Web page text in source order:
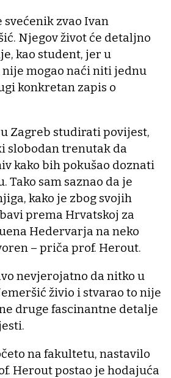
svećenik zvao Ivan
Njegov život će detaljno
kao student, jer u
mogao naći niti jednu
konkretan zapis o
Zagreb studirati povijest,
slobodan trenutak da
kako bih pokušao doznati
Tako sam saznao da je
kako je zbog svojih
prema Hrvatskoj za
Hedervarja na neko
– priča prof. Herout.
nevjerojatno da nitko u
živio i stvarao to nije
druge fascinantne detalje
na fakultetu, nastavilo
Herout postao je hodajuća